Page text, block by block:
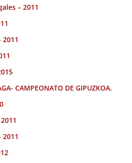
– 2011
2011
CAMPEONATO DE GIPUZKOA.
2011